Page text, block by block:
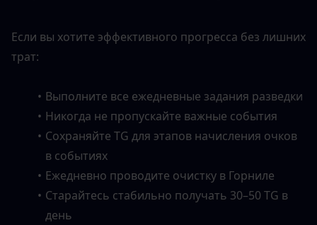
Если вы хотите эффективного прогресса без лишних
трат:
Выполните все ежедневные задания разведки
Никогда не пропускайте важные события
Сохраняйте TG для этапов начисления очков
в событиях
Ежедневно проводите очистку в Горниле
Старайтесь стабильно получать 30–50 TG в
день